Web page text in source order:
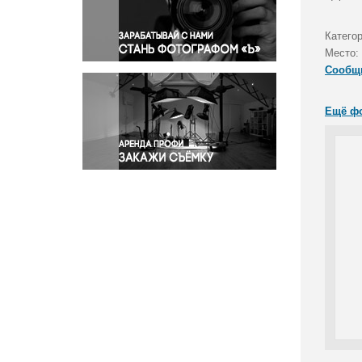
Правосудие
Происшествия и конфликты
Религия
Светская жизнь
Спорт
Экология
Экономика и бизнес
Место:
Ещё